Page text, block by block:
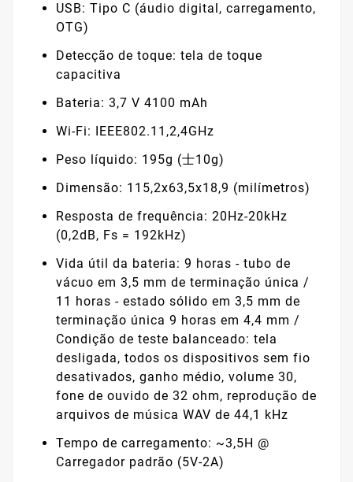
USB: Tipo C (áudio digital, carregamento,
OTG)
Detecção de toque: tela de toque
capacitiva
Bateria: 3,7 V 4100 mAh
Wi-Fi: IEEE802.11,2,4GHz
Peso líquido: 195g (士10g)
Dimensão: 115,2x63,5x18,9 (milímetros)
Resposta de frequência: 20Hz-20kHz
(0,2dB, Fs = 192kHz)
Vida útil da bateria: 9 horas - tubo de
vácuo em 3,5 mm de terminação única /
11 horas - estado sólido em 3,5 mm de
terminação única 9 horas em 4,4 mm /
Condição de teste balanceado: tela
desligada, todos os dispositivos sem fio
desativados, ganho médio, volume 30,
fone de ouvido de 32 ohm, reprodução de
arquivos de música WAV de 44,1 kHz
Tempo de carregamento: ~3,5H @
Carregador padrão (5V-2A)